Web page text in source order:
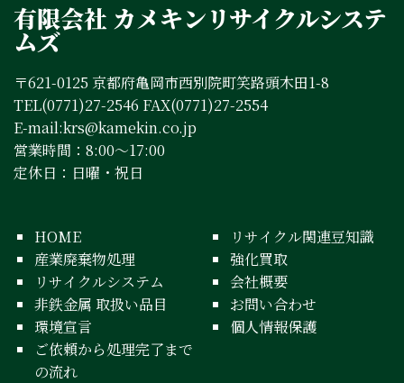
有限会社 カメキンリサイクルシステ
ムズ
〒621-0125 京都府亀岡市西別院町笑路頭木田1-8
TEL(0771)27-2546 FAX(0771)27-2554
E-mail:krs@kamekin.co.jp
営業時間：8:00～17:00
定休日：日曜・祝日
HOME
産業廃棄物処理
リサイクルシステム
非鉄金属 取扱い品目
環境宣言
ご依頼から処理完了まで
の流れ
リサイクル関連豆知識
強化買取
会社概要
お問い合わせ
個人情報保護